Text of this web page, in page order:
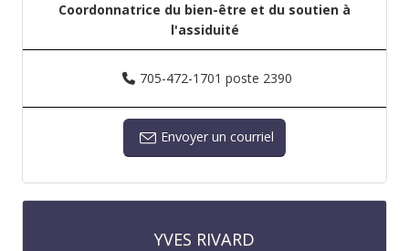
Coordonnatrice du bien-être et du soutien à
l'assiduité
705-472-1701 poste 2390
Envoyer un courriel
YVES RIVARD